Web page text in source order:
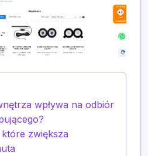
wpływa na odbiór
zwiększa